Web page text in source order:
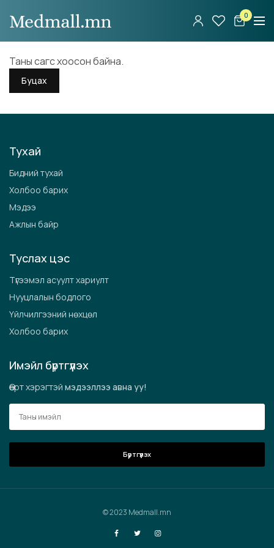
0
Таны сагс хоосон байна.
Буцах
Тухай
Бидний тухай
Холбоо барих
Мэдээ
Ажлын байр
Туслах цэс
Түгээмэл асуулт хариулт
Нууцлалын бодлого
Үйлчилгээний нөхцөл
Холбоо барих
Имэйл бүртгүүлэх
Өөрт хэрэгтэймэдээллээ авна уу!
Бүртгүүлэх
© 2023 Medmall.mn